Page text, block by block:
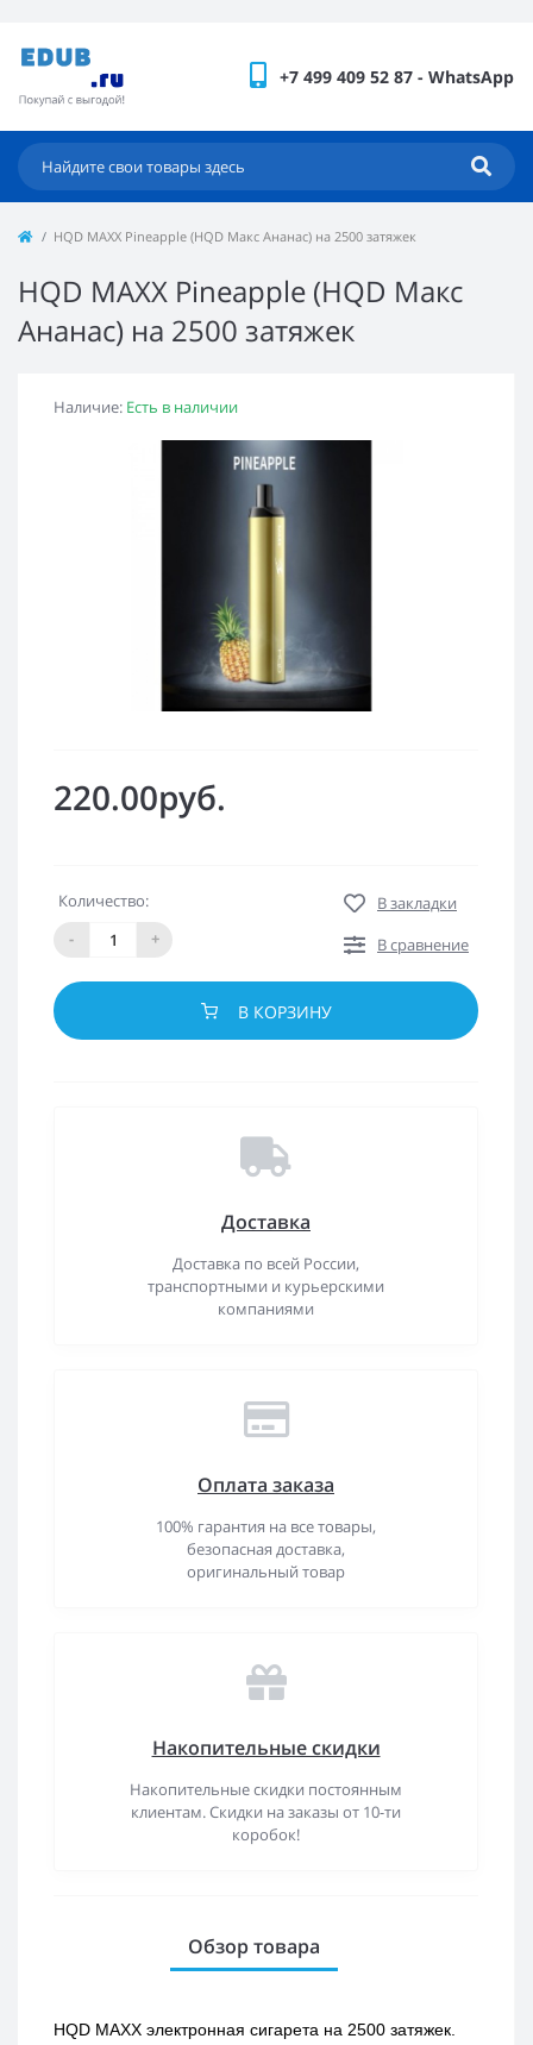
+7 499 409 52 87 - WhatsApp
HQD MAXX Pineapple (HQD Макс Ананас) на 2500 затяжек
HQD MAXX Pineapple (HQD Макс
Ананас) на 2500 затяжек
Наличие: Есть в наличии
220.00руб.
Количество:
-
+
В закладки
В сравнение
В КОРЗИНУ
Доставка
Доставка по всей России,
транспортными и курьерскими
компаниями
Оплата заказа
100% гарантия на все товары,
безопасная доставка,
оригинальный товар
Накопительные скидки
Накопительные скидки постоянным
клиентам. Скидки на заказы от 10-ти
коробок!
Обзор товара
HQD MAXX электронная сигарета на 2500 затяжек.